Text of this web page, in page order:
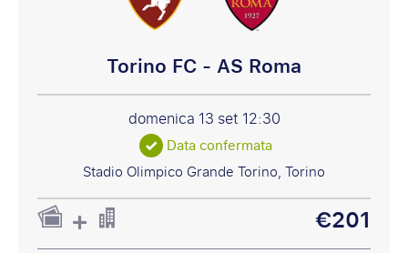
Torino FC - AS Roma
domenica 13 set 12:30
Data confermata
Stadio Olimpico Grande Torino, Torino
€201